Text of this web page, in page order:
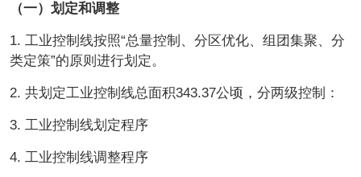
（一） 划定和调整
1. 工业控制线按照“总量控制、分区优化、组团集聚、分
类定策”的原则进行划定。
2. 共划定工业控制线总面积343.37公顷，分两级控制：
3. 工业控制线划定程序
4. 工业控制线调整程序